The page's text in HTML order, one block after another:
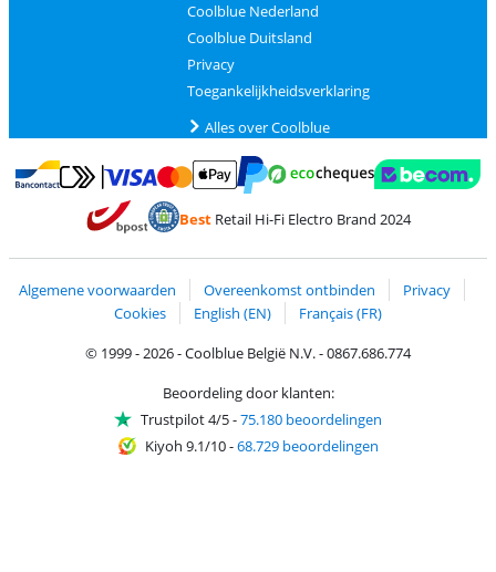
Coolblue Nederland
Coolblue Duitsland
Privacy
Toegankelijkheidsverklaring
Alles over Coolblue
Betalen met Bancontact
Betalen met MasterCard en Visa via ClickToPay
Betalen met PayPal
BestRetail Hi-Fi Electro Brand 2024
Algemene voorwaarden Overeenkomst ontbinden
Privacy
Cookies
English (EN)
Français (FR)
© 1999 - 2026 - Coolblue België N.V. - 0867.686.774
Beoordeling door klanten:
Trustpilot 4/5-75.180 beoordelingen
Kiyoh 9.1/10-68.729 beoordelingen